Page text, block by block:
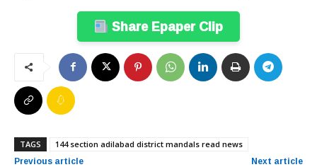
Share Epaper Clip
TAGS 144 section adilabad district mandals read news
Previous article Next article